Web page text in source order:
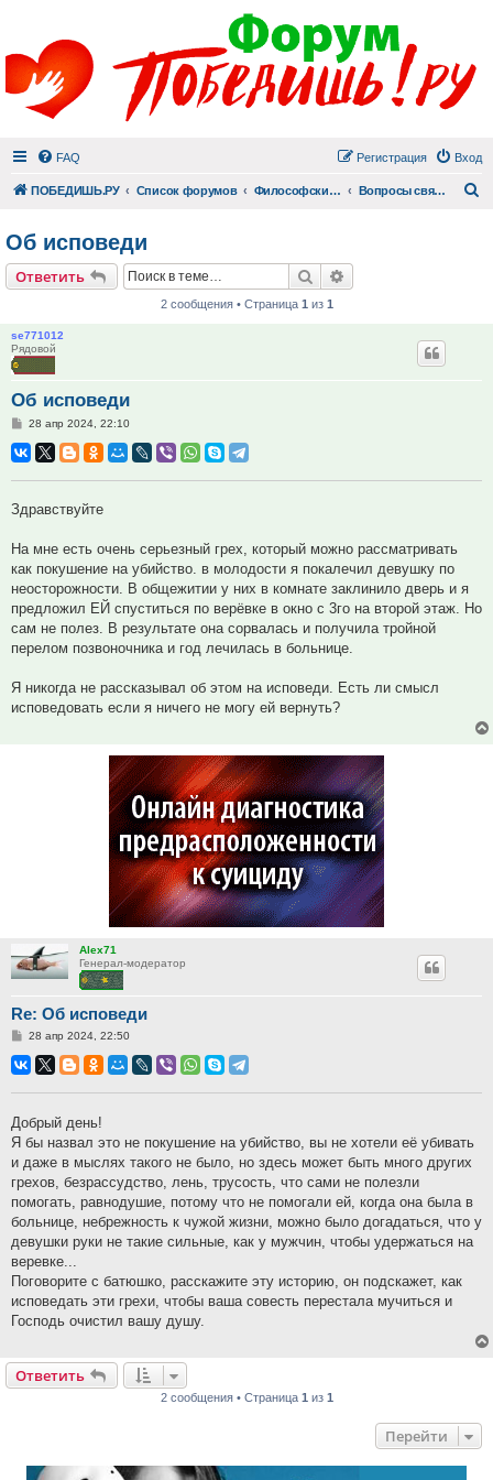
FAQ Вход
Регистрация
ПОБЕДИШЬ.РУ Список форумов Философский раздел Вопросы священнику
Об исповеди
Ответить Поиск
2 сообщения • Страница 1 из 1
se771012
Рядовой
Об исповеди
Сообщение
28 апр 2024, 22:10
Здравствуйте
На мне есть очень серьезный грех, который можно рассматривать
как покушение на убийство. в молодости я покалечил девушку по
неосторожности. В общежитии у них в комнате заклинило дверь и я
предложил ЕЙ спуститься по верёвке в окно с 3го на второй этаж. Но
сам не полез. В результате она сорвалась и получила тройной
перелом позвоночника и год лечилась в больнице.
Я никогда не рассказывал об этом на исповеди. Есть ли смысл
исповедовать если я ничего не могу ей вернуть?
Alex71
Генерал-модератор
Re: Об исповеди
Сообщение
28 апр 2024, 22:50
Добрый день!
Я бы назвал это не покушение на убийство, вы не хотели её убивать
и даже в мыслях такого не было, но здесь может быть много других
грехов, безрассудство, лень, трусость, что сами не полезли
помогать, равнодушие, потому что не помогали ей, когда она была в
больнице, небрежность к чужой жизни, можно было догадаться, что у
девушки руки не такие сильные, как у мужчин, чтобы удержаться на
веревке...
Поговорите с батюшко, расскажите эту историю, он подскажет, как
исповедать эти грехи, чтобы ваша совесть перестала мучиться и
Господь очистил вашу душу.
Ответить
2 сообщения • Страница 1 из 1
Перейти